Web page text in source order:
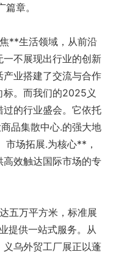
章。
**生活领域，从前沿
不展现出行业的创新
业搭建了交流与合作
标。而我们的2025义
的行业盛会。它依托
品集散中心.的强大地
市场拓展.为核心**，
效触达国际市场的专
五万平方米，标准展
提供一站式服务。从
乌外贸工厂展正以蓬